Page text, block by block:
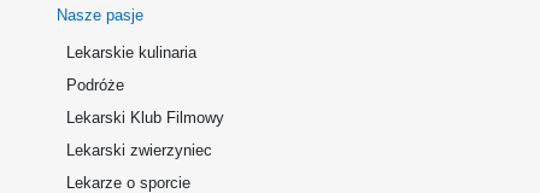
Nasze pasje
Lekarskie kulinaria
Podróże
Lekarski Klub Filmowy
Lekarski zwierzyniec
Lekarze o sporcie